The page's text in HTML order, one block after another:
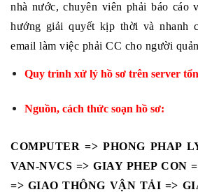
nhà nước, chuyên viên phải báo cáo
hướng giải quyết kịp thời và nhanh
email làm việc phải CC cho người
Quy trình xử lý hồ sơ trên server
Nguồn, cách thức soạn hồ sơ:
COMPUTER => PHONG PHAP
VAN-NVCS => GIAY PHEP CON
=> GIAO THÔNG VẬN TẢI =>